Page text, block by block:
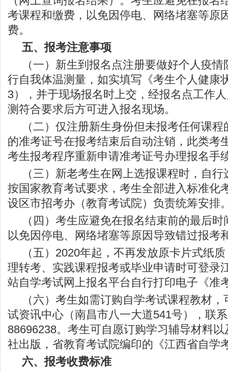
考课程和缴费，以免因停电、网络堵塞等原
费。
五、报考注意事项
（一）新生到报名点注册要做好个人疫
行自我体温测量，如实填写《考生个人健康
3），并于现场报名时上交，经报名点工作
测符合要求后方可进入报名现场。
（二）仅注册新生身份但未报考任何课
的准考证号在报考结束后自动注销，此类考
考生报考程序重新申请准考证号办理报名手
（三）新老考生在网上选报课程时，自
按国家教育考试要求，考生全部进入标准化
设区市招考办（教育考试院）负责统筹安排
（四）考生应避免在报名结束前的最后
以免因停电、网络堵塞等原因导致错过报考
（五）2020年起，不再发放原卡片式纸
理转考、实践课程报考或毕业申请时可登录
站自学考试网上报名平台自行打印电子《准
（六）考生如需订购自学考试课程教材
试资讯中心（南昌市八一大道541号），联
88696238。考生可自愿订购学习辅导材料
社出版，省教育考试院编印的《江西省自学
六、报考收费标准